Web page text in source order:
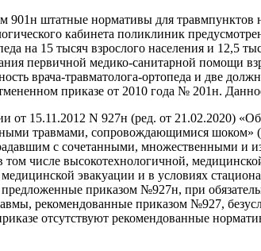
901н штатные нормативы для
кабинета поликлиник
на 15 тысяч взрослого населения и 12,5
первичной медико-санитарной помощи
врача-травматолога-ортопеда и две
приказе от 2010 года № 201н.
от 15.11.2012 N 927н (ред. от 21.02.2020)
травмами, сопровождающимися шоком»
с сочетанными, множественными и
числе высокотехнологичной,
эвакуации и в условиях
приказом №927н, при
рекомендованные приказом №927,
отсутствуют рекомендованные